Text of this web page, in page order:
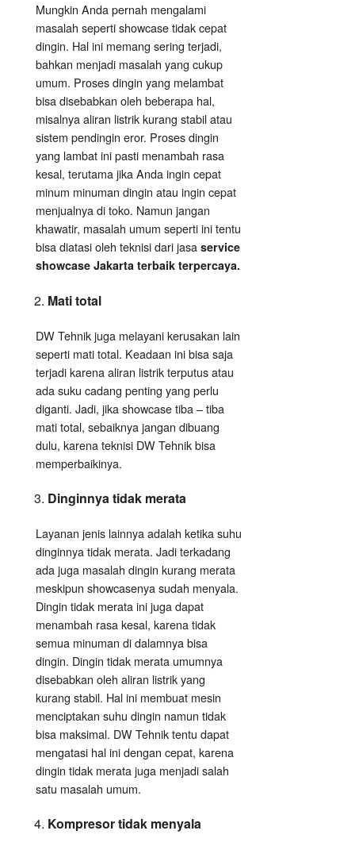
Mungkin Anda pernah mengalami
masalah seperti showcase tidak cepat
dingin. Hal ini memang sering terjadi,
bahkan menjadi masalah yang cukup
umum. Proses dingin yang melambat
bisa disebabkan oleh beberapa hal,
misalnya aliran listrik kurang stabil atau
sistem pendingin eror. Proses dingin
yang lambat ini pasti menambah rasa
kesal, terutama jika Anda ingin cepat
minum minuman dingin atau ingin cepat
menjualnya di toko. Namun jangan
khawatir, masalah umum seperti ini tentu
bisa diatasi oleh teknisi dari jasa service
showcase Jakarta terbaik terpercaya.
Mati total
DW Tehnik juga melayani kerusakan lain
seperti mati total. Keadaan ini bisa saja
terjadi karena aliran listrik terputus atau
ada suku cadang penting yang perlu
diganti. Jadi, jika showcase tiba – tiba
mati total, sebaiknya jangan dibuang
dulu, karena teknisi DW Tehnik bisa
memperbaikinya.
Dinginnya tidak merata
Layanan jenis lainnya adalah ketika suhu
dinginnya tidak merata. Jadi terkadang
ada juga masalah dingin kurang merata
meskipun showcasenya sudah menyala.
Dingin tidak merata ini juga dapat
menambah rasa kesal, karena tidak
semua minuman di dalamnya bisa
dingin. Dingin tidak merata umumnya
disebabkan oleh aliran listrik yang
kurang stabil. Hal ini membuat mesin
menciptakan suhu dingin namun tidak
bisa maksimal. DW Tehnik tentu dapat
mengatasi hal ini dengan cepat, karena
dingin tidak merata juga menjadi salah
satu masalah umum.
Kompresor tidak menyala